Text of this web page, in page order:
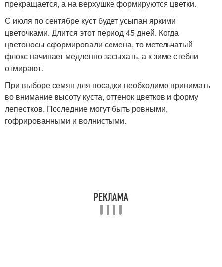
прекращается, а на верхушке формируются цветки.
С июля по сентябре куст будет усыпан яркими
цветочками. Длится этот период 45 дней. Когда
цветоносы сформировали семена, то метельчатый
флокс начинает медленно засыхать, а к зиме стебли
отмирают.
При выборе семян для посадки необходимо принимать
во внимание высоту куста, оттенок цветков и форму
лепестков. Последние могут быть ровными,
гофрированными и волнистыми.